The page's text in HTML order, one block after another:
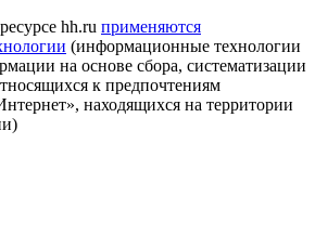
hh.ru применяются
(информационные технологии
на основе сбора, систематизации
к предпочтениям
находящихся на территории